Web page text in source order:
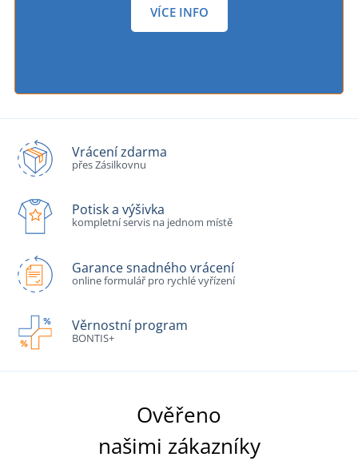
VÍCE INFO
Vrácení zdarma
přes Zásilkovnu
Potisk a výšivka
kompletní servis na jednom místě
Garance snadného vrácení
online formulář pro rychlé vyřízení
Věrnostní program
BONTIS+
Ověřeno
našimi zákazníky